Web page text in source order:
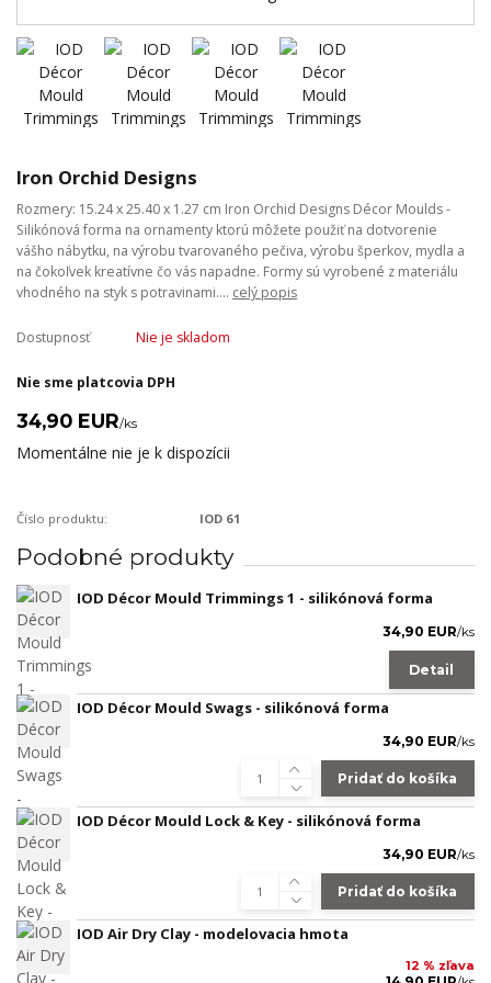
Iron Orchid Designs
Rozmery: 15.24 x 25.40 x 1.27 cm Iron Orchid Designs Décor Moulds -
Silikónová forma na ornamenty ktorú môžete použiť na dotvorenie
vášho nábytku, na výrobu tvarovaného pečiva, výrobu šperkov, mydla a
na čokoľvek kreatívne čo vás napadne. Formy sú vyrobené z materiálu
vhodného na styk s potravinami.... celý popis
Dostupnosť Nie je skladom
Nie sme platcovia DPH
34,90 EUR/ks
Momentálne nie je k dispozícii
Číslo produktu: IOD 61
Podobné produkty
IOD Décor Mould Trimmings 1 - silikónová forma
34,90 EUR/ks
Detail
IOD Décor Mould Swags - silikónová forma
34,90 EUR/ks
Pridať do košíka
IOD Décor Mould Lock & Key - silikónová forma
34,90 EUR/ks
Pridať do košíka
IOD Air Dry Clay - modelovacia hmota
12 % zľava